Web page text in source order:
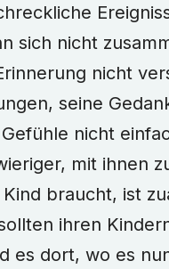
sich nicht
nicht
seine
nicht
mit ihnen
braucht, ist
ihren
es dort, wo es